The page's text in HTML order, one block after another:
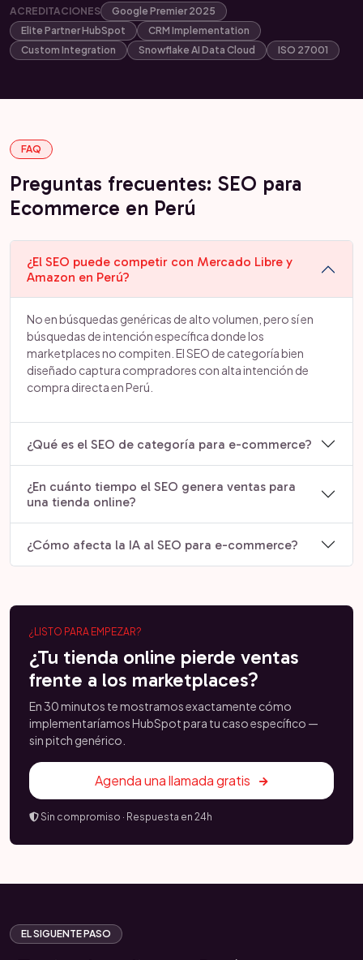
ACREDITACIONES
Google Premier 2025
Elite Partner HubSpot
CRM Implementation
Custom Integration
Snowflake AI Data Cloud ISO 27001
FAQ
Preguntas frecuentes: SEO para
Ecommerce en Perú
¿El SEO puede competir con Mercado Libre y
Amazon en Perú?
No en búsquedas genéricas de alto volumen, pero sí en
búsquedas de intención específica donde los
marketplaces no compiten. El SEO de categoría bien
diseñado captura compradores con alta intención de
compra directa en Perú.
¿Qué es el SEO de categoría para e-commerce?
¿En cuánto tiempo el SEO genera ventas para
una tienda online?
¿Cómo afecta la IA al SEO para e-commerce?
¿LISTO PARA EMPEZAR?
¿Tu tienda online pierde ventas
frente a los marketplaces?
En 30 minutos te mostramos exactamente cómo
implementaríamos HubSpot para tu caso específico —
sin pitch genérico.
Agenda una llamada gratis
Sin compromiso · Respuesta en 24h
EL SIGUENTE PASO